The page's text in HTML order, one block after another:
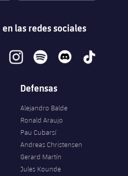
las redes sociales
instagramspotify discord tiktok
Defensas
Alejandro Balde
Ronald Araujo
Pau Cubarsí
Andreas Christensen
Gerard Martín
Jules Kounde